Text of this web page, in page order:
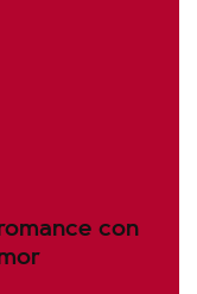
con